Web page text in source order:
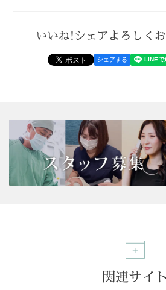
いいね!シェアよろしくお
シェアする
関連サイト